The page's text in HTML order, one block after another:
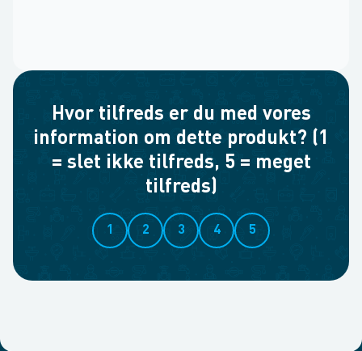
Hvor tilfreds er du med vores
information om dette produkt? (1
= slet ikke tilfreds, 5 = meget
tilfreds)
1 2 3 4 5